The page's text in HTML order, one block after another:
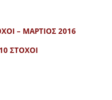
– ΜΑΡΤΙΟΣ 2016
ΣΤΟΧΟΙ